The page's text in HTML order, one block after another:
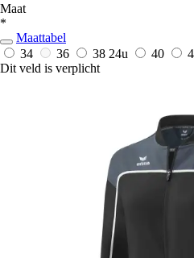
Maat
*
Maattabel
34
36 38 24u 40
Dit veld is verplicht